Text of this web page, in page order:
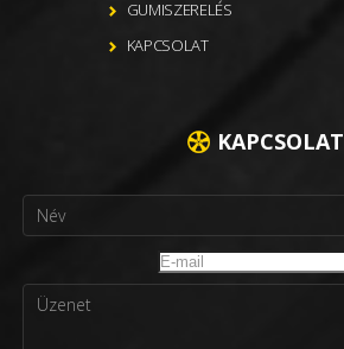
GUMISZERELÉS
KAPCSOLAT
KAPCSOLAT